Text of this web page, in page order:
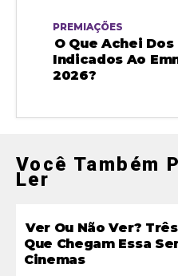
PREMIAÇÕES
O Que Achei Dos
Indicados Ao
2026?
Você Também
Ler
Ver Ou Não Ver?
Que Chegam Essa
Cinemas